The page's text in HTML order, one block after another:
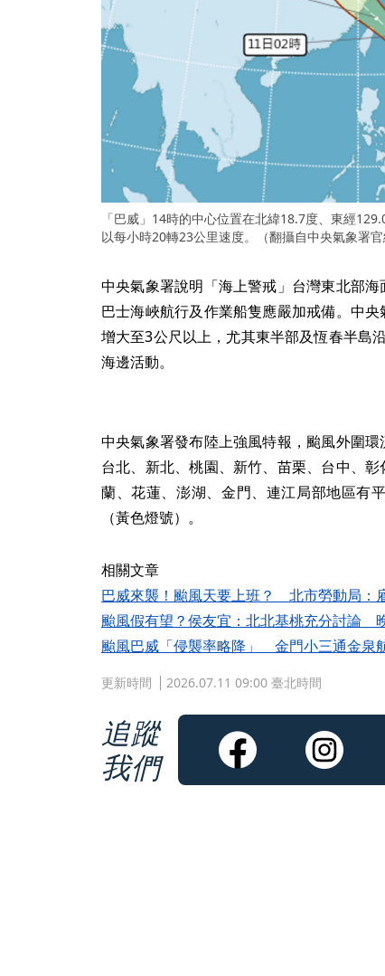
「巴威」14時的中心位置在北緯18.7度、東經
以每小時20轉23公里速度。（翻攝自中央氣象署官
中央氣象署說明「海上警戒」台灣東北部海
巴士海峽航行及作業船隻應嚴加戒備。中
增大至3公尺以上，尤其東半部及恆春半島
海邊活動。
中央氣象署發布陸上強風特報，颱風外圍環
台北、新北、桃園、新竹、苗栗、台中、
蘭、花蓮、澎湖、金門、連江局部地區有
（黃色燈號）。
相關文章
巴威來襲！颱風天要上班？ 北市勞動局：
颱風假有望？侯友宜：北北基桃充分討論
颱風巴威「侵襲率略降」 金門小三通金泉
更新時間 2026.07.11 09:00 臺北時間
追蹤
我們